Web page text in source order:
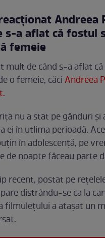
Andreea
s-a aflat că fostul
femeie
mult de când s-a aflat că
o femeie, căciAndreea
nu a stat pe gânduri și
ei în utlima perioadă.
în adolescență, pe
de noapte făceau parte
recent, postat pe
distrându-se ca la
filmulețului a atașat un